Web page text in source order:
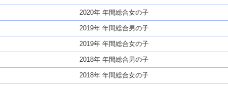
2020年 年間総合女の子
2019年 年間総合男の子
2019年 年間総合女の子
2018年 年間総合男の子
2018年 年間総合女の子